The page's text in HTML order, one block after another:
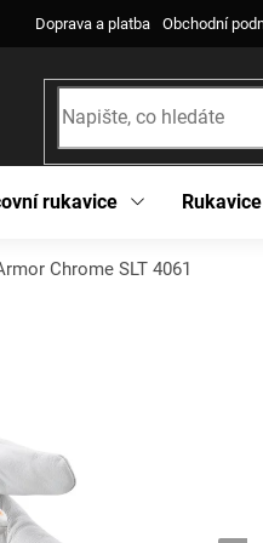
Doprava a platba Obchodní
rukavice
Chrome SLT 4061